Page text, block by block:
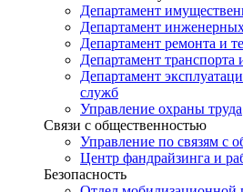
Департамент
Департамент
Департамент ремонта и
Департамент транспорта
Департамент
служб
Управление охраны труда
Связи с общественностью
Управление по связям с
Центр фандрайзинга и
Безопасность